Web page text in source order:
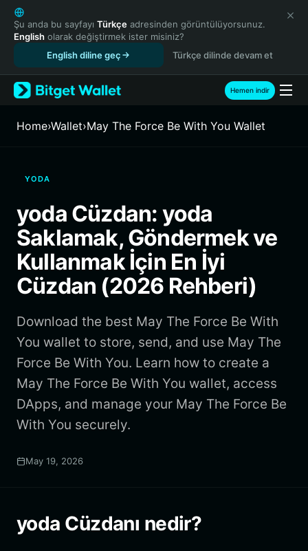
English
日本語
Tiếng Việt
Español (Latinoamérica)
Türkçe
Français
繁體中文
Bahasa Indonesia
ภาษาไทย
हिन्दी
Español
Português (Brasil)
Şu anda bu sayfayı Türkçe adresinden görüntülüyorsunuz.
English olarak değiştirmek ister misiniz?
English diline geç
Türkçe dilinde devam et
Hemen indir
Home›Wallet›May The Force Be With You Wallet
YODA
yoda Cüzdan: yoda
Saklamak, Göndermek ve
Kullanmak İçin En İyi
Cüzdan (2026 Rehberi)
Download the best May The Force Be With
You wallet to store, send, and use May The
Force Be With You. Learn how to create a
May The Force Be With You wallet, access
DApps, and manage your May The Force Be
With You securely.
May 19, 2026
yoda Cüzdanı nedir?